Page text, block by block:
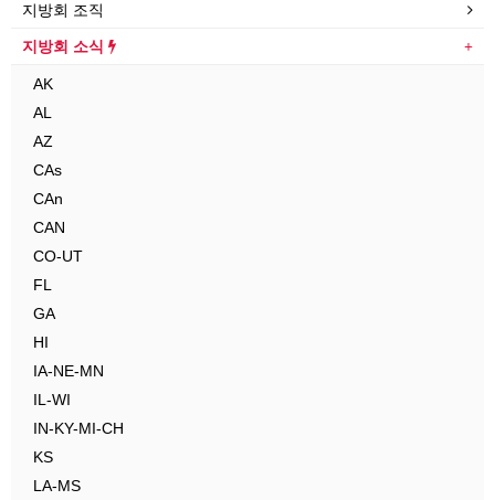
지방회 조직
지방회 소식
AK
AL
AZ
CAs
CAn
CAN
CO-UT
FL
GA
HI
IA-NE-MN
IL-WI
IN-KY-MI-CH
KS
LA-MS